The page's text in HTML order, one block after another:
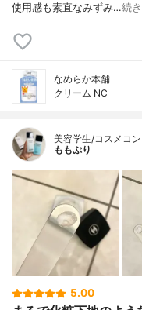
使用感も素直なみずみ…続
なめらか本舗
クリーム NC
美容学生/コスメコ
ももぷり
5.00